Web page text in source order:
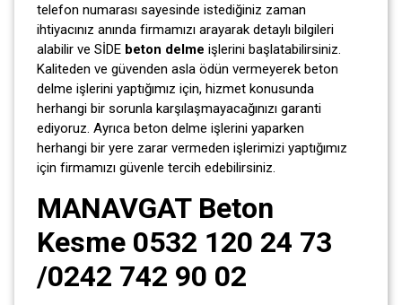
telefon numarası sayesinde istediğiniz zaman
ihtiyacınız anında firmamızı arayarak detaylı bilgileri
alabilir ve SİDE beton delme işlerini başlatabilirsiniz.
Kaliteden ve güvenden asla ödün vermeyerek beton
delme işlerini yaptığımız için, hizmet konusunda
herhangi bir sorunla karşılaşmayacağınızı garanti
ediyoruz. Ayrıca beton delme işlerini yaparken
herhangi bir yere zarar vermeden işlerimizi yaptığımız
için firmamızı güvenle tercih edebilirsiniz.
MANAVGAT Beton
Kesme 0532 120 24 73
/0242 742 90 02